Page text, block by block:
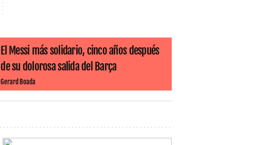
El Messi más solidario, cinco años después
de su dolorosa salida del Barça
Gerard Boada